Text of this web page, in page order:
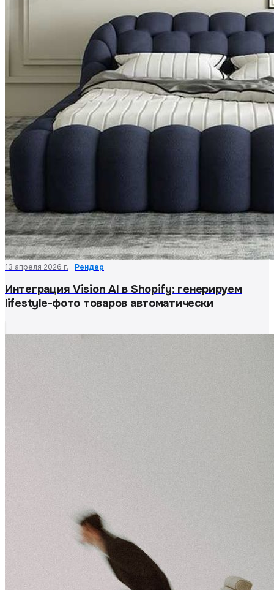
13 апреля 2026 г. Рендер
Интеграция Vision AI в Shopify: генерируем
lifestyle-фото товаров автоматически